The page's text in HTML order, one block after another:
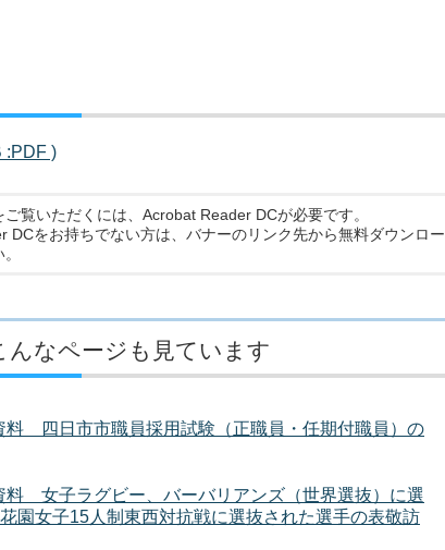
:PDF )
覧いただくには、Acrobat Reader DCが必要です。
DCをお持ちでない方は、バナーのリンク先から無料ダウンロー
んなページも見ています
四日市市職員採用試験（正職員・任期付職員）の
女子ラグビー、バーバリアンズ（世界選抜）に選
園女子15人制東西対抗戦に選抜された選手の表敬訪